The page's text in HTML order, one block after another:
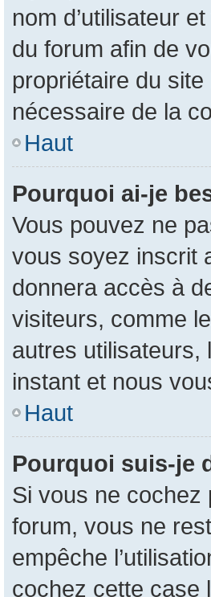
nom d’utilisateur
du forum afin de
propriétaire du
nécessaire de la
Haut
Pourquoi ai-je
Vous pouvez ne
vous soyez inscrit
donnera accès à
visiteurs, comme
autres utilisateurs,
instant et nous
Haut
Pourquoi suis-je
Si vous ne cochez
forum, vous ne
empêche
cochez cette case